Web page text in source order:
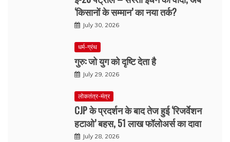
‘किसानों के सम्मान’ का नया तर्क?
July 30, 2026
धर्म-ग्रंथ
गुरु: जो युग को दृष्टि देता है
July 29, 2026
लोकतंत्र-मंत्र
CJP के प्रदर्शन के बाद तेज हुई ‘रिजर्वेशन
हटाओ’ बहस, 51 लाख फॉलोअर्स का दावा
July 28, 2026